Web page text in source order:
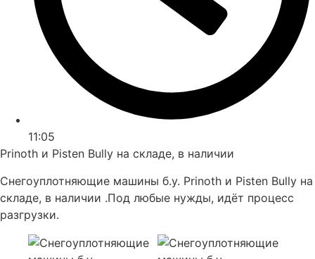
11:05
Prinoth и Pisten Bully на складе, в наличии
Снегоуплотняющие машины б.у. Prinoth и Pisten Bully на
складе, в наличии .Под любые нужды, идёт процесс
разгрузки.